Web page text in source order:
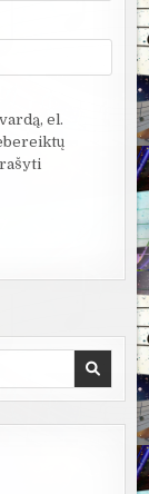
el.